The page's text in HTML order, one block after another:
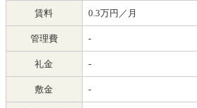
賃料 0.3万円／月
管理費 -
礼金 -
敷金 -